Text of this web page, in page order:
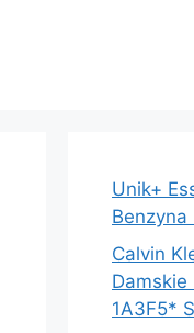
Unik+
Benzyna
Calvin
Damskie
1A3F5*